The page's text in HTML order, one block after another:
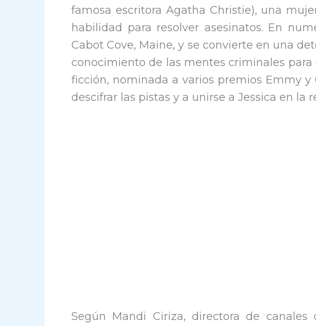
famosa escritora Agatha Christie), una
habilidad para resolver asesinatos. En
Cabot Cove, Maine, y se convierte en una
conocimiento de las mentes criminales para
ficción, nominada a varios premios Emmy y
descifrar las pistas y a unirse a Jessica en la
Según Mandi Ciriza, directora de